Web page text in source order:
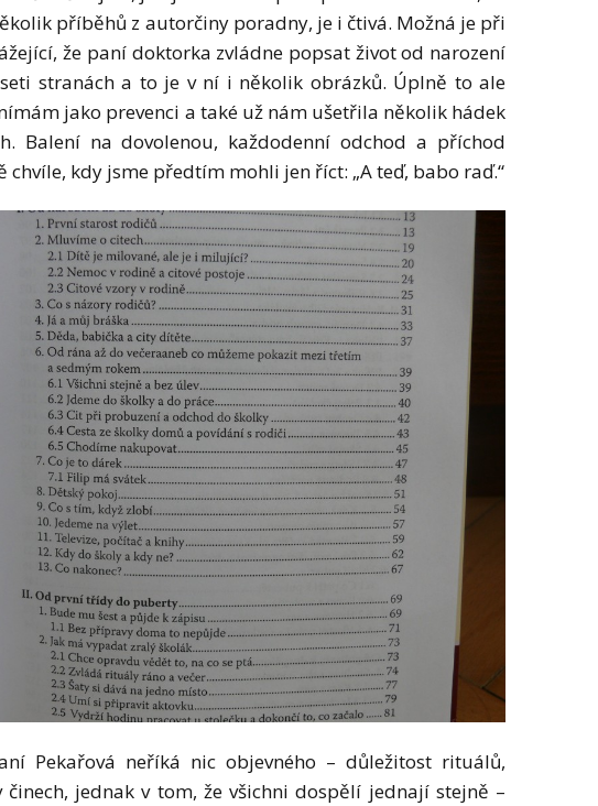
příběhů z autorčiny poradny, je i čtivá. Možná je při
že paní doktorka zvládne popsat život od narození
stranách a to je v ní i několik obrázků. Úplně to ale
jako prevenci a také už nám ušetřila několik hádek
Balení na dovolenou, každodenní odchod a příchod
chvíle, kdy jsme předtím mohli jen říct: „A teď, babo raď.“
Pekařová neříká nic objevného – důležitost rituálů,
jednak v tom, že všichni dospělí jednají stejně –